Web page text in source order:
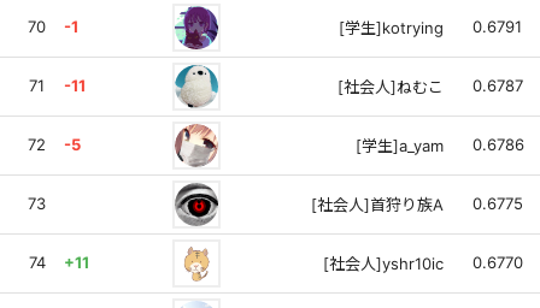
70 -1 [学生]kotrying 0.6791
71 -11 [社会人]ねむこ 0.6787
72 -5 [学生]a_yam 0.6786
73 [社会人]首狩り族A 0.6775
74 +11 [社会人]yshr10ic 0.6770